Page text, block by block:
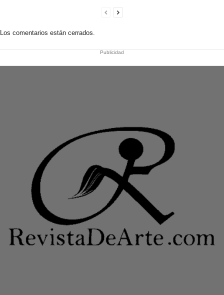
Los comentarios están cerrados.
Publicidad